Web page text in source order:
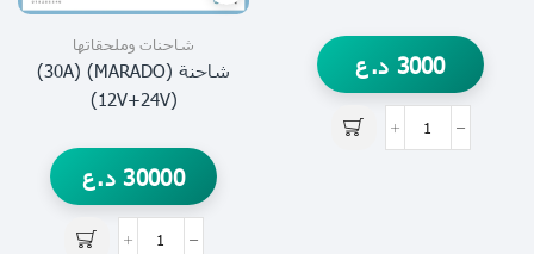
3000 د.ع
شاحنات وملحقاتها
شاحنة (MARADO) (30A)
(12V+24V)
30000 د.ع